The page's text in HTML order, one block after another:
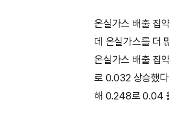
온실가스 배출 집
데 온실가스를 더
온실가스 배출 집
로 0.032 상승했
해 0.248로 0.04